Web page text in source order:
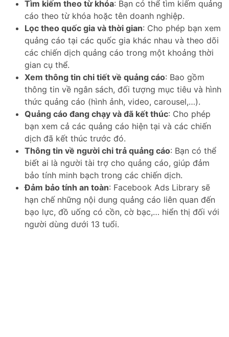
Tìm kiếm theo từ khóa: Bạn có thể tìm kiếm quảng
cáo theo từ khóa hoặc tên doanh nghiệp.
Lọc theo quốc gia và thời gian: Cho phép bạn xem
quảng cáo tại các quốc gia khác nhau và theo dõi
các chiến dịch quảng cáo trong một khoảng thời
gian cụ thể.
Xem thông tin chi tiết về quảng cáo: Bao gồm
thông tin về ngân sách, đối tượng mục tiêu và hình
thức quảng cáo (hình ảnh, video, carousel,…).
Quảng cáo đang chạy và đã kết thúc: Cho phép
bạn xem cả các quảng cáo hiện tại và các chiến
dịch đã kết thúc trước đó.
Thông tin về người chi trả quảng cáo: Bạn có thể
biết ai là người tài trợ cho quảng cáo, giúp đảm
bảo tính minh bạch trong các chiến dịch.
Đảm bảo tính an toàn: Facebook Ads Library sẽ
hạn chế những nội dung quảng cáo liên quan đến
bạo lực, đồ uống có cồn, cờ bạc,… hiển thị đối với
người dùng dưới 13 tuổi.